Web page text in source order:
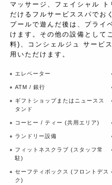
マッサージ、フェイシャル
だけるフルサービススパでお
プールで遊んだ後は、プライ
けます。その他の設備として
料)、コンシェルジュ サービ
用いただけます。
エレベーター
ATM / 銀行
ギフトショップまたはニュースス
タンド
コーヒー / ティー (共用エリア)
ランドリー設備
フィットネスクラブ (スタッフ常
駐)
セーフティボックス (フロントデス
ク)